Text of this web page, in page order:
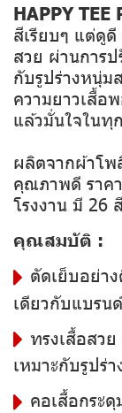
HAPPY TEE
สีเรียบๆ แต่ดู
สวย ผ่านการ
กับรูปร่างหนุ่ม
ความยาวเสื้อ
แล้วมั่นใจในทุ
ผลิตจากผ้าโพ
คุณภาพดี ราค
โรงงาน มี 26
คุณสมบัติ :
ตัดเย็บอย่า
เดียวกับแบรน
ทรงเสื้อสว
เหมาะกับรูปร่
คอเสื้อกระ